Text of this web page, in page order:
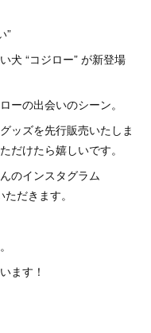
”
犬 “コジロー” が新登場
ーの出会いのシーン。
ッズを先行販売いたしま
だけたら嬉しいです。
のインスタグラム
だきます。
ます！